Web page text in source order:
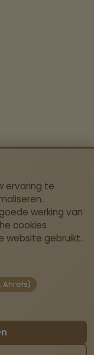
(Heist-
ervaring te
werking van
cookies
website gebruikt.
Ahrefs)